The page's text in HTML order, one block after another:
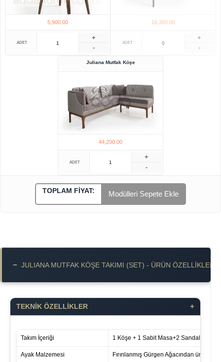
5,900.00
ADET
+
-
16,300.00
ADET
+
-
Juliana Mutfak Köşe
44,200.00
ADET
+
-
TOPLAM FIYAT: Modülleri Sepete Ekle
− JULIANA MUTFAK KÖŞE TAKIMI (SET) - ÜRÜN ÖZELLIKLERI
TEKNİK ÖZELLİKLER +
Takım İçeriği 1 Köşe + 1 Sabit Masa+2 Sandalye
Ayak Malzemesi Fırınlanmış Gürgen Ağacından